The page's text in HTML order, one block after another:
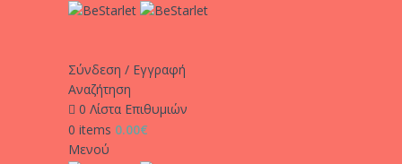
Σύνδεση / Εγγραφή
Αναζήτηση
0 Λίστα Επιθυμιών
0 items 0.00€
Μενού